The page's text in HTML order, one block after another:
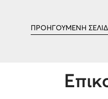
ΠΡΟΗΓΟΥΜΕΝΗ